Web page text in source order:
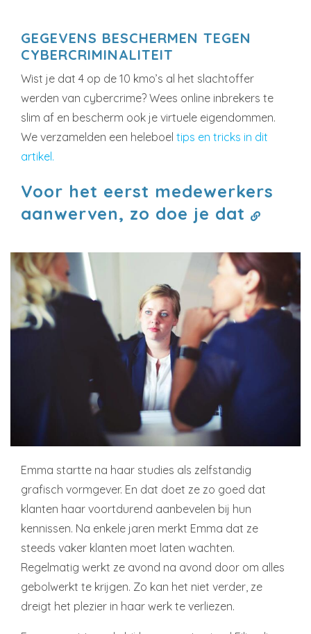
GEGEVENS BESCHERMEN TEGEN
CYBERCRIMINALITEIT
Wist je dat 4 op de 10 kmo’s al het slachtoffer
werden van cybercrime? Wees online inbrekers te
slim af en bescherm ook je virtuele eigendommen.
We verzamelden een heleboel tips en tricks in dit
artikel.
Voor het eerst medewerkers
aanwerven, zo doe je dat
Emma startte na haar studies als zelfstandig
grafisch vormgever. En dat doet ze zo goed dat
klanten haar voortdurend aanbevelen bij hun
kennissen. Na enkele jaren merkt Emma dat ze
steeds vaker klanten moet laten wachten.
Regelmatig werkt ze avond na avond door om alles
gebolwerkt te krijgen. Zo kan het niet verder, ze
dreigt het plezier in haar werk te verliezen.